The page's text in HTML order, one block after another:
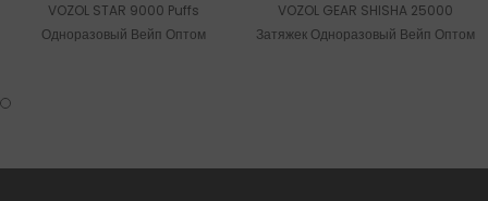
VOZOL STAR 9000 Puffs
Одноразовый Вейп Оптом
VOZOL GEAR SHISHA 25000
Затяжек Одноразовый Вейп Оптом